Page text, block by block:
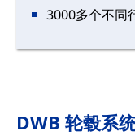
3000多个不同
DWB 轮毂系